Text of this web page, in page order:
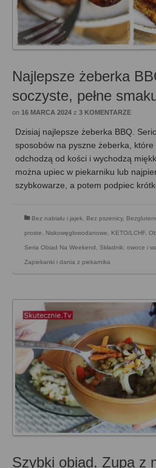
Najlepsze żeberka
soczyste, pełne
on 16 MARCA 2024 z 3 KOMENTARZE
Dzisiaj najlepsze żeberka BBQ.
sposobów na pyszne żeberka, które
odchodzą od kości i wychodzą
można upiec w piekarniku lub
szybkowarze, a potem podpiec
Bez nabiału i jajek Bez pszenicy,
proste Niskowęglowodanowe, KETO/LCHF,
Seria Obiad Na Weekend Składnik: owoce i
Zapiekanki i dania z piekarnika
Szybki obiad. Zupa z